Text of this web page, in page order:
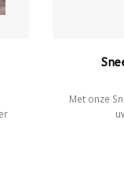
Met onze
- Gebruik